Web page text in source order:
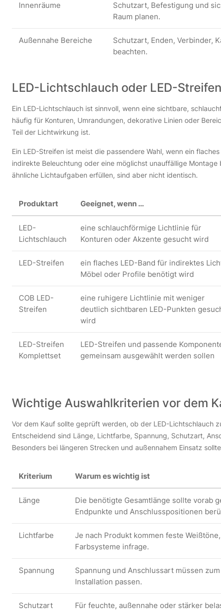
Innenräume
Schutzart, Befestigung und
Raum planen.
Außennahe Bereiche
Schutzart, Enden, Verbinder,
beachten.
LED-Lichtschlauch oder LED-
Ein LED-Lichtschlauch ist sinnvoll, wenn eine sichtbare,
häufig für Konturen, Umrandungen, dekorative Linien oder
Teil der Lichtwirkung ist.
Ein LED-Streifen ist meist die passendere Wahl, wenn ein
indirekte Beleuchtung oder eine möglichst unauffällige
ähnliche Lichtaufgaben erfüllen, sind aber nicht identisch.
Produktart Geeignet, wenn …
LED-
Lichtschlauch
eine schlauchförmige Lichtlinie für
Konturen oder Akzente gesucht wird
LED-Streifen
ein flaches LED-Band für indirektes
Möbel oder Profile benötigt wird
COB LED-
Streifen
eine ruhigere Lichtlinie mit weniger
deutlich sichtbaren LED-Punkten
wird
LED-Streifen
Komplettset
LED-Streifen und passende
gemeinsam ausgewählt werden sollen
Wichtige Auswahlkriterien vor dem
Vor dem Kauf sollte geprüft werden, ob der LED-Lichtschlauch
Entscheidend sind Länge, Lichtfarbe, Spannung, Schutzart,
Besonders bei längeren Strecken und außennahem Einsatz
Kriterium Warum es wichtig ist
Länge
Die benötigte Gesamtlänge sollte vorab
Endpunkte und Anschlusspositionen
Lichtfarbe
Je nach Produkt kommen feste
Farbsysteme infrage.
Spannung
Spannung und Anschlussart müssen
Installation passen.
Schutzart
Für feuchte, außennahe oder stärker